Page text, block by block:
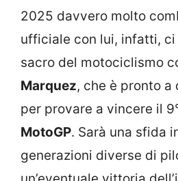
2025 davvero molto
ufficiale con lui, infatti, ci
sacro del motociclismo
Marquez, che è pronto
per provare a vincere il
MotoGP. Sarà una sfida
generazioni diverse di